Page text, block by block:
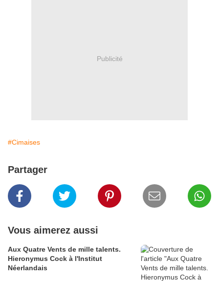
Publicité
#Cimaises
Partager
Vous aimerez aussi
Aux Quatre Vents de mille talents.
Hieronymus Cock à l'Institut
Néerlandais